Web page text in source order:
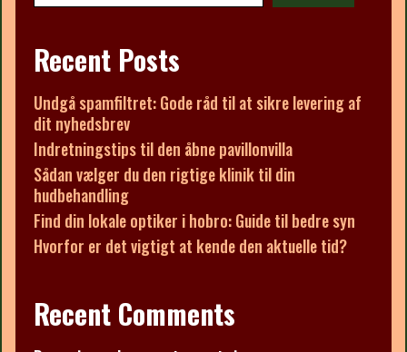
Recent Posts
Undgå spamfiltret: Gode råd til at sikre levering af
dit nyhedsbrev
Indretningstips til den åbne pavillonvilla
Sådan vælger du den rigtige klinik til din
hudbehandling
Find din lokale optiker i hobro: Guide til bedre syn
Hvorfor er det vigtigt at kende den aktuelle tid?
Recent Comments